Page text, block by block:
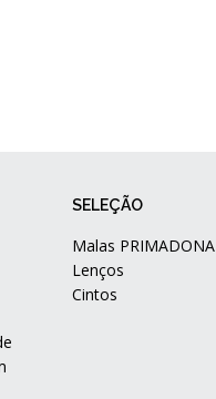
SELEÇÃO
Malas PRIMADONA
Lenços
Cintos